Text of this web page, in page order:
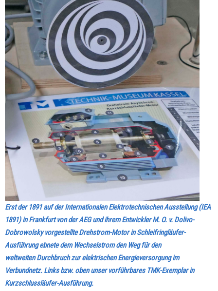
Erst der 1891 auf der Internationalen Elektrotechnischen Ausstellung (IEA
1891) in Frankfurt von der AEG und ihrem Entwickler M. O. v. Dolivo-
Dobrowolsky vorgestellte Drehstrom-Motor in Schleifringläufer-
Ausführung ebnete dem Wechselstrom den Weg für den
weltweiten Durchbruch zur elektrischen Energieversorgung im
Verbundnetz. Links bzw. oben unser vorführbares TMK-Exemplar in
Kurzschlussläufer-Ausführung.